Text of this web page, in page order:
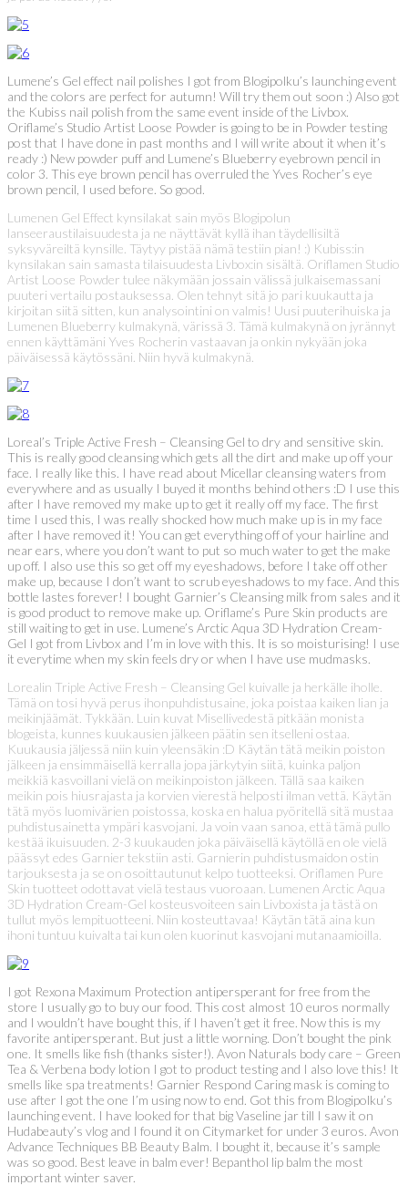
Lumene’s Gel effect nail polishes I got from Blogipolku’s launching event
and the colors are perfect for autumn! Will try them out soon :) Also got
the Kubiss nail polish from the same event inside of the Livbox.
Oriflame’s Studio Artist Loose Powder is going to be in Powder testing
post that I have done in past months and I will write about it when it’s
ready :) New powder puff and Lumene’s Blueberry eyebrown pencil in
color 3. This eye brown pencil has overruled the Yves Rocher’s eye
brown pencil, I used before. So good.
Lumenen Gel Effect kynsilakat sain myös Blogipolun
lanseeraustilaisuudesta ja ne näyttävät kyllä ihan täydellisiltä
syksyväreiltä kynsille. Täytyy pistää nämä testiin pian! :) Kubiss:in
kynsilakan sain samasta tilaisuudesta Livbox:in sisältä. Oriflamen Studio
Artist Loose Powder tulee näkymään jossain välissä julkaisemassani
puuteri vertailu postauksessa. Olen tehnyt sitä jo pari kuukautta ja
kirjoitan siitä sitten, kun analysointini on valmis! Uusi puuterihuiska ja
Lumenen Blueberry kulmakynä, värissä 3. Tämä kulmakynä on jyrännyt
ennen käyttämäni Yves Rocherin vastaavan ja onkin nykyään joka
päiväisessä käytössäni. Niin hyvä kulmakynä.
Loreal’s Triple Active Fresh – Cleansing Gel to dry and sensitive skin.
This is really good cleansing which gets all the dirt and make up off your
face. I really like this. I have read about Micellar cleansing waters from
everywhere and as usually I buyed it months behind others :D I use this
after I have removed my make up to get it really off my face. The first
time I used this, I was really shocked how much make up is in my face
after I have removed it! You can get everything off of your hairline and
near ears, where you don’t want to put so much water to get the make
up off. I also use this so get off my eyeshadows, before I take off other
make up, because I don’t want to scrub eyeshadows to my face. And this
bottle lastes forever! I bought Garnier’s Cleansing milk from sales and it
is good product to remove make up. Oriflame’s Pure Skin products are
still waiting to get in use. Lumene’s Arctic Aqua 3D Hydration Cream-
Gel I got from Livbox and I’m in love with this. It is so moisturising! I use
it everytime when my skin feels dry or when I have use mudmasks.
Lorealin Triple Active Fresh – Cleansing Gel kuivalle ja herkälle iholle.
Tämä on tosi hyvä perus ihonpuhdistusaine, joka poistaa kaiken lian ja
meikinjäämät. Tykkään. Luin kuvat Misellivedestä pitkään monista
blogeista, kunnes kuukausien jälkeen päätin sen itselleni ostaa.
Kuukausia jäljessä niin kuin yleensäkin :D Käytän tätä meikin poiston
jälkeen ja ensimmäisellä kerralla jopa järkytyin siitä, kuinka paljon
meikkiä kasvoillani vielä on meikinpoiston jälkeen. Tällä saa kaiken
meikin pois hiusrajasta ja korvien vierestä helposti ilman vettä. Käytän
tätä myös luomivärien poistossa, koska en halua pyöritellä sitä mustaa
puhdistusainetta ympäri kasvojani. Ja voin vaan sanoa, että tämä pullo
kestää ikuisuuden. 2-3 kuukauden joka päiväisellä käytöllä en ole vielä
päässyt edes Garnier tekstiin asti. Garnierin puhdistusmaidon ostin
tarjouksesta ja se on osoittautunut kelpo tuotteeksi. Oriflamen Pure
Skin tuotteet odottavat vielä testaus vuoroaan. Lumenen Arctic Aqua
3D Hydration Cream-Gel kosteusvoiteen sain Livboxista ja tästä on
tullut myös lempituotteeni. Niin kosteuttavaa! Käytän tätä aina kun
ihoni tuntuu kuivalta tai kun olen kuorinut kasvojani mutanaamioilla.
I got Rexona Maximum Protection antipersperant for free from the
store I usually go to buy our food. This cost almost 10 euros normally
and I wouldn’t have bought this, if I haven’t get it free. Now this is my
favorite antipersperant. But just a little worning. Don’t bought the pink
one. It smells like fish (thanks sister!). Avon Naturals body care – Green
Tea & Verbena body lotion I got to product testing and I also love this! It
smells like spa treatments! Garnier Respond Caring mask is coming to
use after I got the one I’m using now to end. Got this from Blogipolku’s
launching event. I have looked for that big Vaseline jar till I saw it on
Hudabeauty’s vlog and I found it on Citymarket for under 3 euros. Avon
Advance Techniques BB Beauty Balm. I bought it, because it’s sample
was so good. Best leave in balm ever! Bepanthol lip balm the most
important winter saver.